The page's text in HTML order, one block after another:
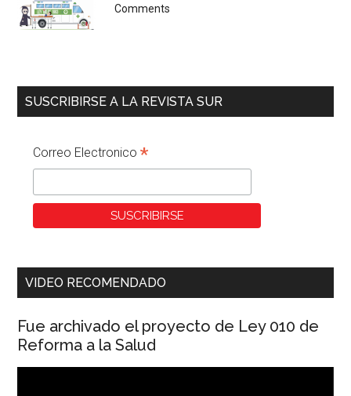
Comments
SUSCRIBIRSE A LA REVISTA SUR
Correo Electronico*
VIDEO RECOMENDADO
Fue archivado el proyecto de Ley 010 de
Reforma a la Salud